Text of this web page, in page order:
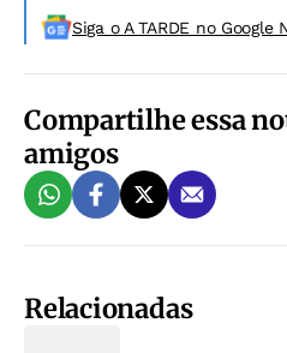
Siga o A TARDE no Google
Compartilhe essa
amigos
Relacionadas